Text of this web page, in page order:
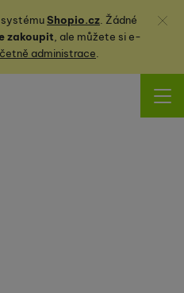
Shopio.cz. Žádné
zakoupit, ale můžete sie-
administrace.
Zavřít